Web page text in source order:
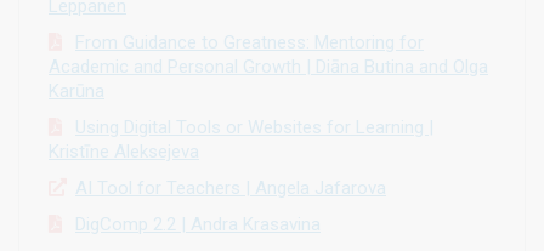
Leppänen
From Guidance to Greatness: Mentoring for
Academic and Personal Growth | Diāna Butina and Olga
Karūna
Using Digital Tools or Websites for Learning |
Kristīne Aleksejeva
AI Tool for Teachers | Angela Jafarova
DigComp 2.2 | Andra Krasavina